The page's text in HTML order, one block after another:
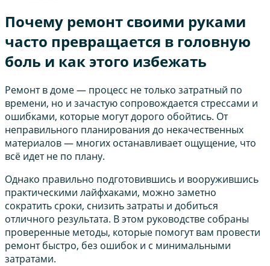
Почему ремонт своими руками
часто превращается в головную
боль и как этого избежать
Ремонт в доме — процесс не только затратный по
времени, но и зачастую сопровождается стрессами и
ошибками, которые могут дорого обойтись. От
неправильного планирования до некачественных
материалов — многих останавливает ощущение, что
всё идет не по плану.
Однако правильно подготовившись и вооружившись
практическими лайфхаками, можно заметно
сократить сроки, снизить затраты и добиться
отличного результата. В этом руководстве собраны
проверенные методы, которые помогут вам провести
ремонт быстро, без ошибок и с минимальными
затратами.